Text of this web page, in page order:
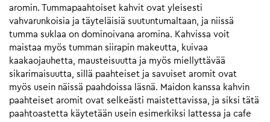
aromin. Tummapaahtoiset kahvit ovat yleisesti
vahvarunkoisia ja täyteläisiä suutuntumaltaan, ja niissä
tumma suklaa on dominoivana aromina. Kahvissa voit
maistaa myös tumman siirapin makeutta, kuivaa
kaakaojauhetta, mausteisuutta ja myös miellyttävää
sikarimaisuutta, sillä paahteiset ja savuiset aromit ovat
myös usein näissä paahdoissa läsnä. Maidon kanssa kahvin
paahteiset aromit ovat selkeästi maistettavissa, ja siksi tätä
paahtoastetta käytetään usein esimerkiksi lattessa ja cafe